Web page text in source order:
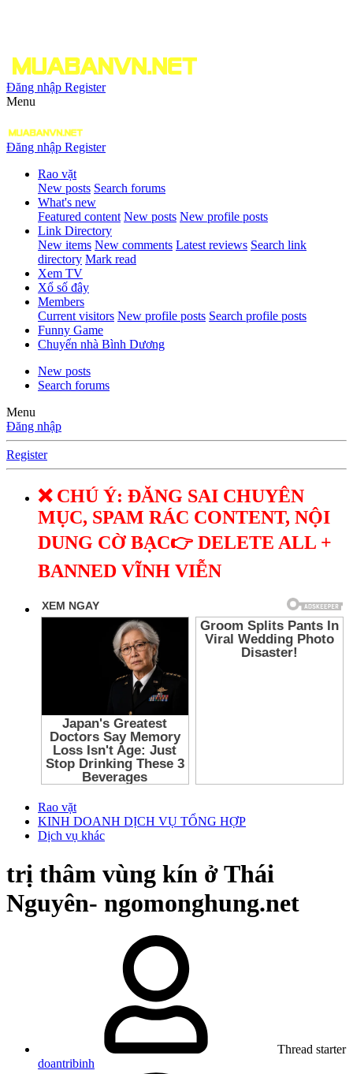
Đăng nhập Register
Menu
Đăng nhập Register
Rao vặt
New posts Search forums
What's new
Featured content New posts New profile posts
Link Directory
New items New comments Latest reviews Search link
directory Mark read
Xem TV
Xổ số đây
Members
Current visitors New profile posts Search profile posts
Funny Game
Chuyển nhà Bình Dương
New posts
Search forums
Menu
Đăng nhập
Register
❌ CHÚ Ý: ĐĂNG SAI CHUYÊN
MỤC, SPAM RÁC CONTENT, NỘI
DUNG CỜ BẠC👉 DELETE ALL +
BANNED VĨNH VIỄN
Rao vặt
KINH DOANH DỊCH VỤ TỔNG HỢP
Dịch vụ khác
trị thâm vùng kín ở Thái
Nguyên- ngomonghung.net
Thread starter
doantribinh